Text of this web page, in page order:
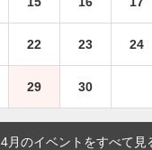
22 23 24
29 30
4月のイベントをすべて見